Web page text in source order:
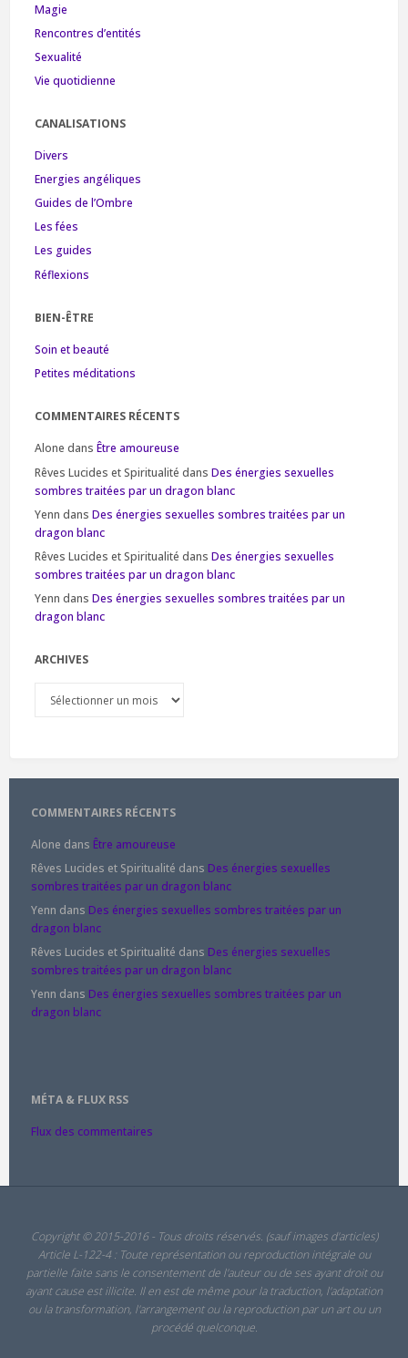
Magie
Rencontres d’entités
Sexualité
Vie quotidienne
CANALISATIONS
Divers
Energies angéliques
Guides de l’Ombre
Les fées
Les guides
Réflexions
BIEN-ÊTRE
Soin et beauté
Petites méditations
COMMENTAIRES RÉCENTS
Alone dans Être amoureuse
Rêves Lucides et Spiritualité dans Des énergies sexuelles
sombres traitées par un dragon blanc
Yenn dans Des énergies sexuelles sombres traitées par un
dragon blanc
Rêves Lucides et Spiritualité dans Des énergies sexuelles
sombres traitées par un dragon blanc
Yenn dans Des énergies sexuelles sombres traitées par un
dragon blanc
ARCHIVES
COMMENTAIRES RÉCENTS
Alone dans Être amoureuse
Rêves Lucides et Spiritualité dans Des énergies sexuelles
sombres traitées par un dragon blanc
Yenn dans Des énergies sexuelles sombres traitées par un
dragon blanc
Rêves Lucides et Spiritualité dans Des énergies sexuelles
sombres traitées par un dragon blanc
Yenn dans Des énergies sexuelles sombres traitées par un
dragon blanc
MÉTA & FLUX RSS
Flux des commentaires
Copyright © 2015-2016 - Tous droits réservés. (sauf images d'articles)
Article L-122-4 : Toute représentation ou reproduction intégrale ou
partielle faite sans le consentement de l'auteur ou de ses ayant droit ou
ayant cause est illicite. Il en est de même pour la traduction, l'adaptation
ou la transformation, l'arrangement ou la reproduction par un art ou un
procédé quelconque.